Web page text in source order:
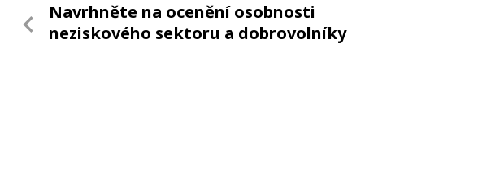
Navrhněte na ocenění osobnosti
neziskového sektoru a dobrovolníky